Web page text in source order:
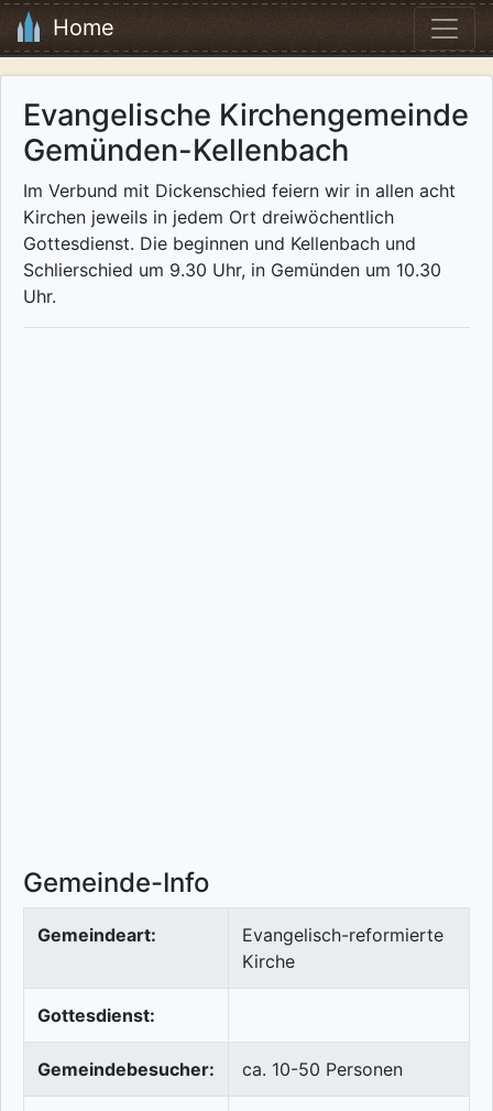
Home
Evangelische Kirchengemeinde
Gemünden-Kellenbach
Im Verbund mit Dickenschied feiern wir in allen acht
Kirchen jeweils in jedem Ort dreiwöchentlich
Gottesdienst. Die beginnen und Kellenbach und
Schlierschied um 9.30 Uhr, in Gemünden um 10.30
Uhr.
Gemeinde-Info
Gemeindeart:
Evangelisch-reformierte
Kirche
Gottesdienst:
Gemeindebesucher: ca. 10-50 Personen